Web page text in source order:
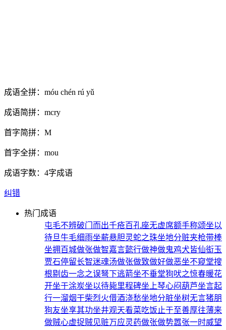
成语全拼： móu chén rú yǔ
成语简拼： mcry
首字简拼： M
首字全拼： mou
成语字数： 4字成语
纠错
热门成语
屯毛不辨破门而出千疮百孔座无虚席额手称颂坐以
待旦牛毛细雨坐薪悬胆灵蛇之珠坐地分赃夹枪带棒
坐拥百城做张做智嘉言懿行做神做鬼鸡犬皆仙衒玉
贾石停留长智迷魂汤做张做致做好做恶坐不窥堂搜
根剔齿一念之误弩下逃箭坐不垂堂狗吠之惊春暖花
开坐于涂炭坐以待毙里程碑坐上琴心闷葫芦坐言起
行一溜烟干柴烈火借酒浇愁坐地分脏坐树无言猪朋
狗友坐享其功坐井观天看菜吃饭止于至善厚往薄来
做贼心虚捉贼见赃万应灵药做张做势嚣张一时威望